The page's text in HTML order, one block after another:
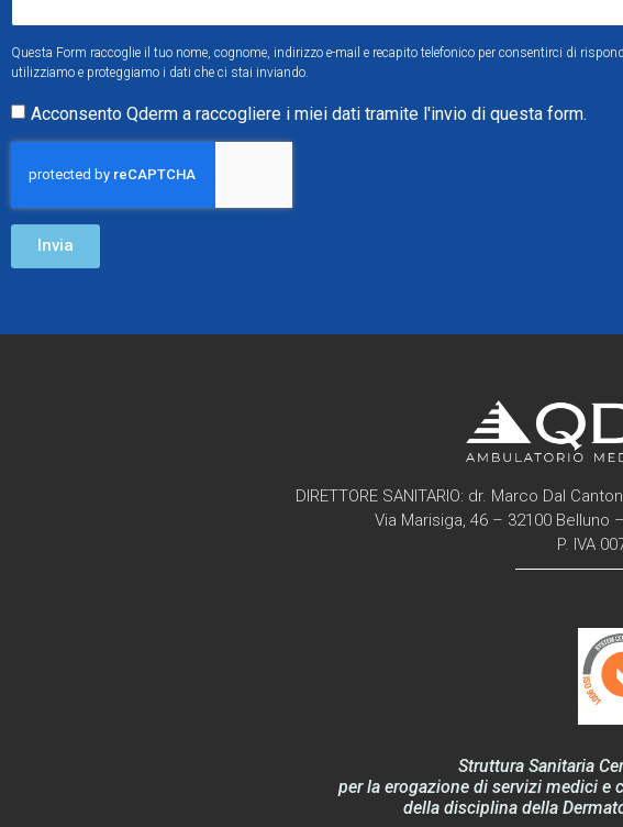
Questa Form raccoglie il tuo nome, cognome, indirizzo e-mail e recapito telefonico per consentirci di
utilizziamo e proteggiamo i dati che ci stai inviando.
Acconsento Qderm a raccogliere i miei dati tramite l'invio di questa form.
Invia
DIRETTORE SANITARIO: dr. Marco Dal
Via Marisiga, 46 – 32100 Belluno
P. IVA
Struttura Sanitaria
per la erogazione di servizi medici e
della disciplina della